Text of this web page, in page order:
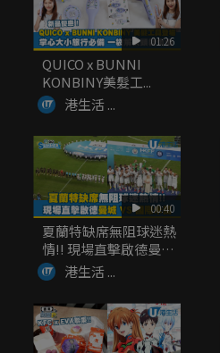
01:26
QUICO x BUNNI
KONBINY美髮工...
港生活 ...
00:40
夏蘭特缺席無阻球迷熱
情!! 現場直擊啟德曼城
V...
港生活 ...